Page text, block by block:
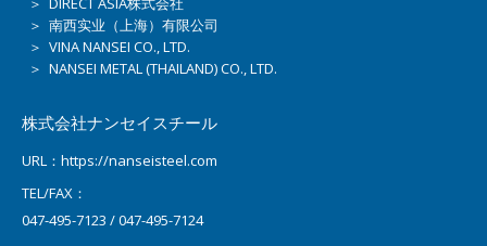
＞ 南西实业（上海）有限公司
＞ VINA NANSEI CO., LTD.
＞ NANSEI METAL (THAILAND) CO., LTD.
株式会社ナンセイスチール
URL：https://nanseisteel.com
TEL/FAX：
047-495-7123 / 047-495-7124